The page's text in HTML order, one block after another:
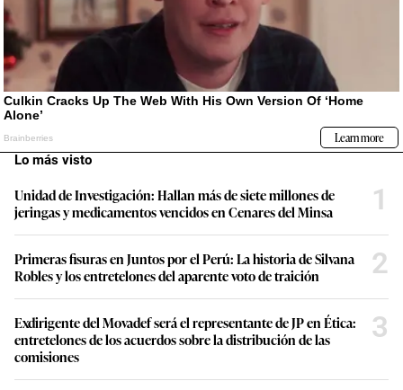
Lo más visto
Unidad de Investigación: Hallan más de siete millones de
jeringas y medicamentos vencidos en Cenares del Minsa
1
Primeras fisuras en Juntos por el Perú: La historia de Silvana
Robles y los entretelones del aparente voto de traición
2
Exdirigente del Movadef será el representante de JP en Ética:
entretelones de los acuerdos sobre la distribución de las
comisiones
3